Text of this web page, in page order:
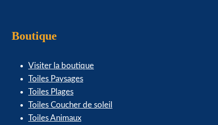
Boutique
Visiter la boutique
Toiles Paysages
Toiles Plages
Toiles Coucher de soleil
Toiles Animaux